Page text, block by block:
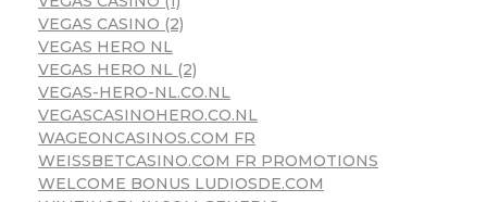
VEGAS CASINO (2)
VEGAS HERO NL
VEGAS HERO NL (2)
VEGAS-HERO-NL.CO.NL
VEGASCASINOHERO.CO.NL
WAGEONCASINOS.COM FR
WEISSBETCASINO.COM FR PROMOTIONS
WELCOME BONUS LUDIOSDE.COM